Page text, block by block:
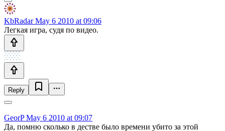
KbRadarMay 6 2010 at 09:06
Легкая игра, судя по видео.
Reply
GeorPMay 6 2010 at 09:07
Да, помню сколько в дестве было времени убито за этой